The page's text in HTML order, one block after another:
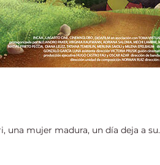
una mujer madura, un día deja a